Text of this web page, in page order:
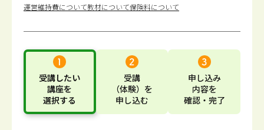
運営維持費について教材について保険料について
受講したい
講座を
選択する
受講
（体験） を
申し込む
申し込み
内容を
確認・完了